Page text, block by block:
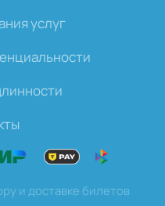
услуг
и доставке билетов